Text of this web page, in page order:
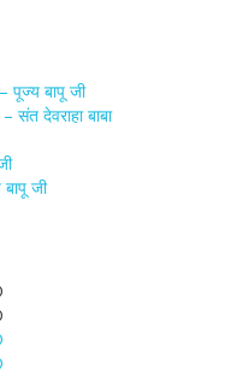
पूज्य बापू जी
संत देवराहा बाबा
जी